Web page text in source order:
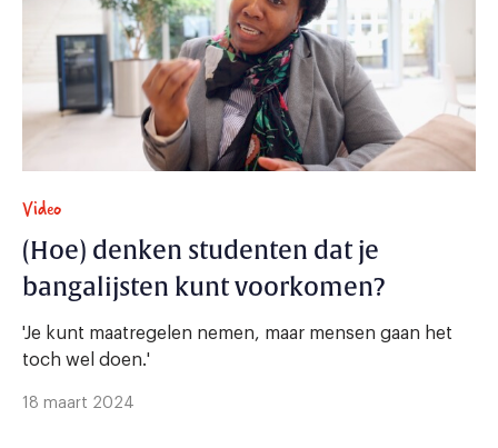
Video
(Hoe) denken studenten dat je
bangalijsten kunt voorkomen?
'Je kunt maatregelen nemen, maar mensen gaan het
toch wel doen.'
18 maart 2024